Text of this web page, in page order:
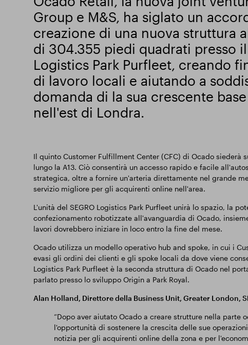
Group e M&S, ha siglato un
creazione di una nuova struttura
di 304.355 piedi quadrati presso il
Logistics Park Purfleet, creando
di lavoro locali e aiutando a
domanda di la sua crescente
nell'est di Londra.
Il quinto Customer Fulfillment Center (CFC) di Ocado
lungo la A13. Ciò consentirà un accesso rapido e facile
strategica, oltre a fornire un'arteria direttamente nel grande
servizio migliore per gli acquirenti online nell'area.
L'unità del SEGRO Logistics Park Purfleet unirà lo spazio, la
confezionamento robotizzate all'avanguardia di Ocado,
lavori dovrebbero iniziare in loco entro la fine del mese.
Ocado utilizza un modello operativo hub and spoke, in cui i
evasi gli ordini dei clienti e gli spoke locali da dove viene
Logistics Park Purfleet è la seconda struttura di Ocado nel
parlato presso lo sviluppo Origin a Park Royal.
Alan Holland, Direttore della Business Unit, Greater London,
“Dopo aver aiutato Ocado a creare strutture nella parte
l'opportunità di sostenere la crescita delle sue
notizia per gli acquirenti online della zona e per